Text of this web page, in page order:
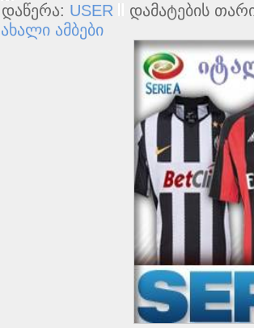
დაწერა: USER
დამატების
ახალი ამბები